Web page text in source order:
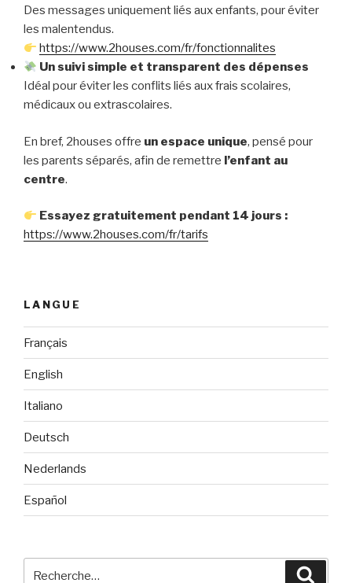
Des messages uniquement liés aux enfants, pour éviter
les malentendus.
https://www.2houses.com/fr/fonctionnalites
Un suivi simple et transparent des dépenses
Idéal pour éviter les conflits liés aux frais scolaires,
médicaux ou extrascolaires.
En bref, 2houses offre un espace unique, pensé pour
les parents séparés, afin de remettre l’enfant au
centre.
Essayez gratuitement pendant 14 jours :
https://www.2houses.com/fr/tarifs
LANGUE
Français
English
Italiano
Deutsch
Nederlands
Español